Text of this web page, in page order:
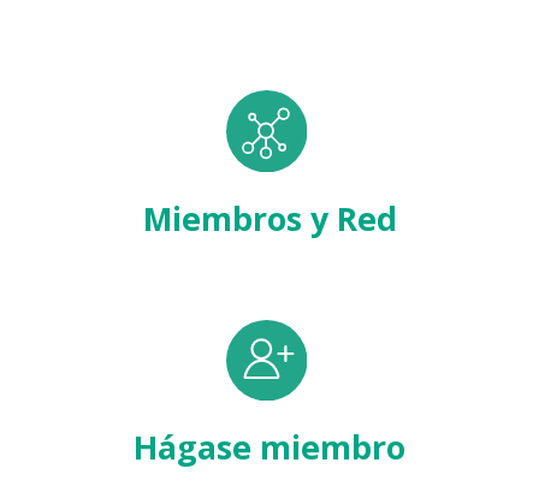
Miembros y Red
Hágase miembro